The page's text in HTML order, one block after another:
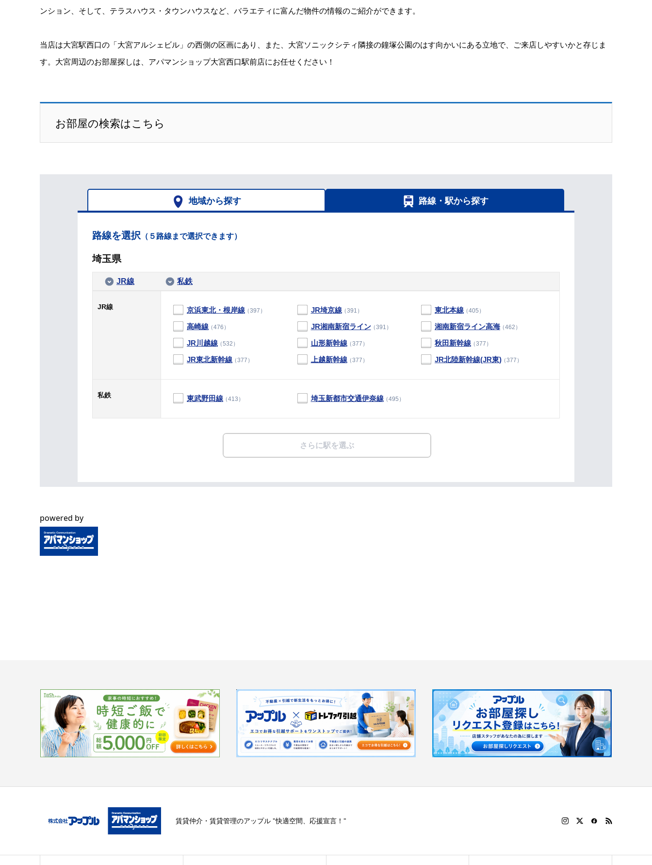
ンション、そして、テラスハウス・タウンハウスなど、バラエティに富んだ物件の情報のご紹介ができます。
当店は大宮駅西口の「大宮アルシェビル」の西側の区画にあり、また、大宮ソニックシティ隣接の鐘塚公園のはす向かいにある立地で、ご来店しやすいかと存じま
す。大宮周辺のお部屋探しは、アパマンショップ大宮西口駅前店にお任せください！
お部屋の検索はこちら
powered by
賃貸仲介・賃貸管理のアップル "快適空間、応援宣言！"